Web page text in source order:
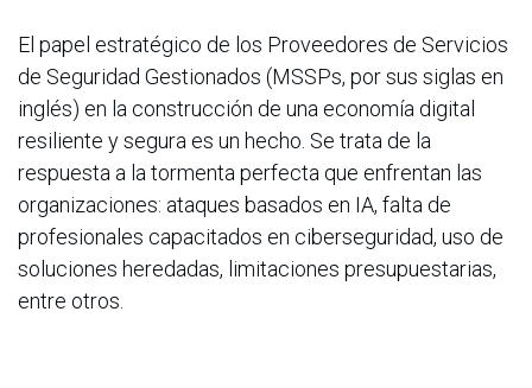
El papel estratégico de los Proveedores de Servicios
de Seguridad Gestionados (MSSPs, por sus siglas en
inglés) en la construcción de una economía digital
resiliente y segura es un hecho. Se trata de la
respuesta a la tormenta perfecta que enfrentan las
organizaciones: ataques basados en IA, falta de
profesionales capacitados en ciberseguridad, uso de
soluciones heredadas, limitaciones presupuestarias,
entre otros.